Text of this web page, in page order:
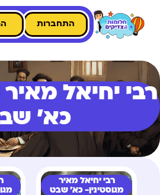
התחברות
רבי יחיאל מאיר
כא'
רבי יחיאל מאיר
מגוסטינין- כא' שבט